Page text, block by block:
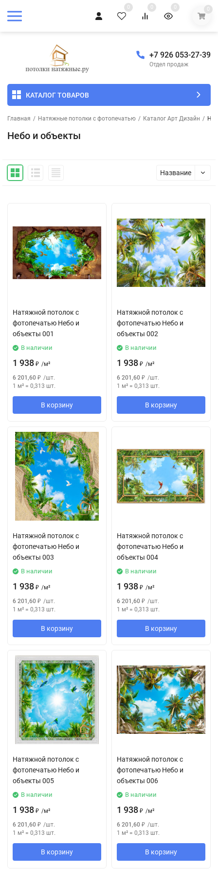
0 0 0 0
+7 926 053-27-39
Отдел продаж
КАТАЛОГ ТОВАРОВ
Главная / Натяжные потолки с фотопечатью / Каталог Арт Дизайн /
Небо и объекты
Название
Натяжной потолок с
фотопечатью Небо и
объекты 001
В наличии
1 938 ₽ /м²
6 201,60 ₽ /шт.
1 м² = 0,313 шт.
В корзину
Натяжной потолок с
фотопечатью Небо и
объекты 002
В наличии
1 938 ₽ /м²
6 201,60 ₽ /шт.
1 м² = 0,313 шт.
В корзину
Натяжной потолок с
фотопечатью Небо и
объекты 003
В наличии
1 938 ₽ /м²
6 201,60 ₽ /шт.
1 м² = 0,313 шт.
В корзину
Натяжной потолок с
фотопечатью Небо и
объекты 004
В наличии
1 938 ₽ /м²
6 201,60 ₽ /шт.
1 м² = 0,313 шт.
В корзину
Натяжной потолок с
фотопечатью Небо и
объекты 005
В наличии
1 938 ₽ /м²
6 201,60 ₽ /шт.
1 м² = 0,313 шт.
В корзину
Натяжной потолок с
фотопечатью Небо и
объекты 006
В наличии
1 938 ₽ /м²
6 201,60 ₽ /шт.
1 м² = 0,313 шт.
В корзину